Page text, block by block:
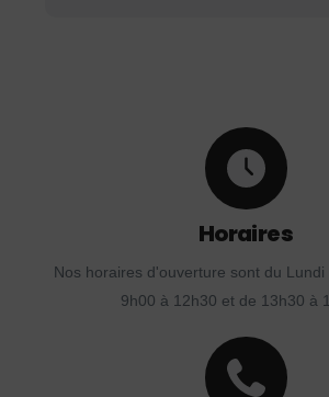
Horaires
Nos horaires d'ouverture sont du Lundi
9h00 à 12h30 et de 13h30 à